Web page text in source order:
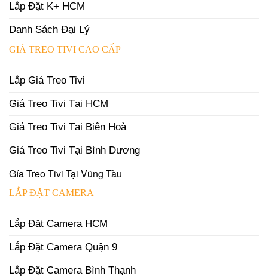
Lắp Đặt K+ HCM
Danh Sách Đại Lý
GIÁ TREO TIVI CAO CẤP
Lắp Giá Treo Tivi
Giá Treo Tivi Tại HCM
Giá Treo Tivi Tại Biên Hoà
Giá Treo Tivi Tại Bình Dương
Gía Treo Tivi Tại Vũng Tàu
LẮP ĐẶT CAMERA
Lắp Đặt Camera HCM
Lắp Đặt Camera Quận 9
Lắp Đặt Camera Bình Thạnh